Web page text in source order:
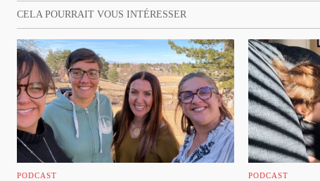
CELA POURRAIT VOUS INTÉRESSER
PODCAST PODCAST